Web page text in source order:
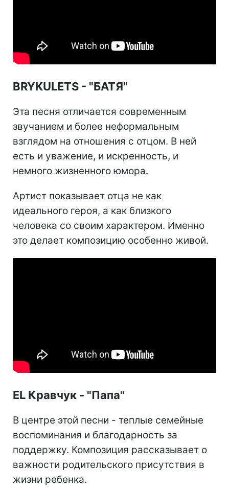
BRYKULETS - "БАТЯ"
Эта песня отличается современным
звучанием и более неформальным
взглядом на отношения с отцом. В ней
есть и уважение, и искренность, и
немного жизненного юмора.
Артист показывает отца не как
идеального героя, а как близкого
человека со своим характером. Именно
это делает композицию особенно живой.
EL Кравчук - "Папа"
В центре этой песни - теплые семейные
воспоминания и благодарность за
поддержку. Композиция рассказывает о
важности родительского присутствия в
жизни ребенка.